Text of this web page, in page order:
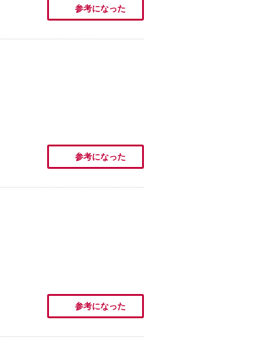
参考になった
参考になった
参考になった